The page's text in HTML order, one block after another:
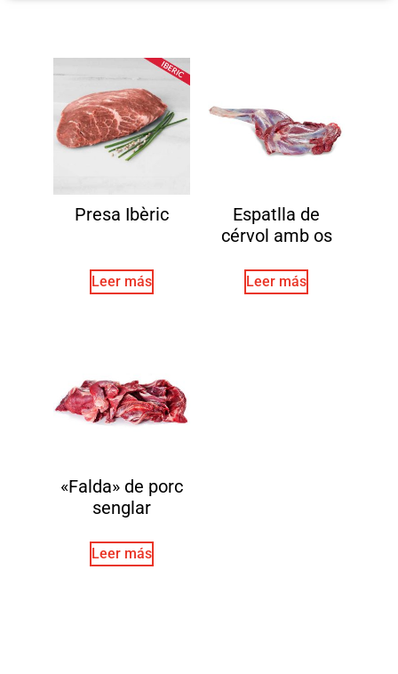
Presa Ibèric
Leer más
Espatlla de
cérvol amb os
Leer más
«Falda» de porc
senglar
Leer más